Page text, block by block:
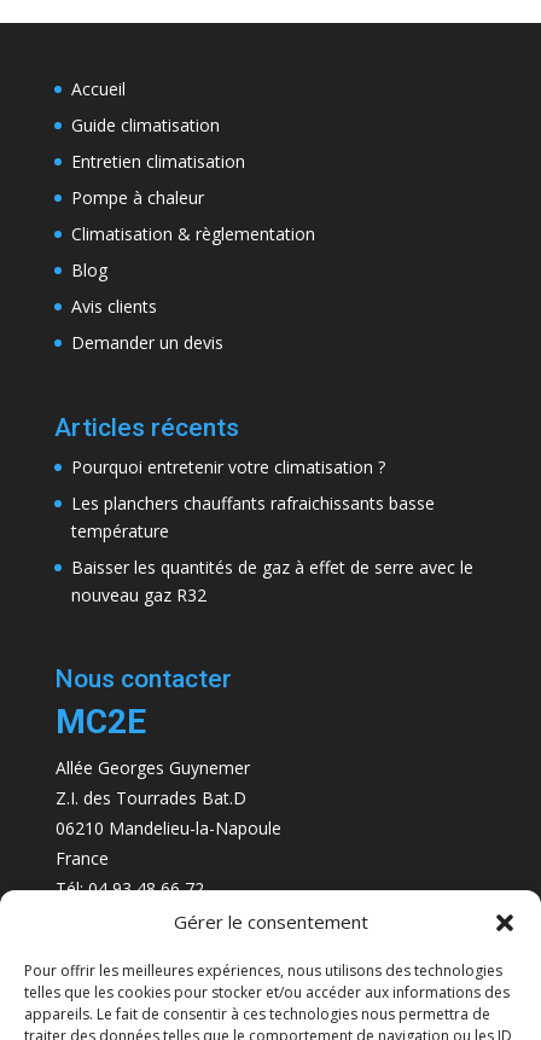
Gérer le consentement
Pour offrir les meilleures expériences, nous utilisons des technologies
telles que les cookies pour stocker et/ou accéder aux informations des
appareils. Le fait de consentir à ces technologies nous permettra de
traiter des données telles que le comportement de navigation ou les ID
Accueil
Guide climatisation
Entretien climatisation
Pompe à chaleur
Climatisation & règlementation
Blog
Avis clients
Demander un devis
Articles récents
Pourquoi entretenir votre climatisation ?
Les planchers chauffants rafraichissants basse
température
Baisser les quantités de gaz à effet de serre avec le
nouveau gaz R32
Nous contacter
MC2E
Allée Georges Guynemer
Z.I. des Tourrades Bat.D
06210 Mandelieu-la-Napoule
France
Tél: 04 93 48 66 72
md@mc2elec.com